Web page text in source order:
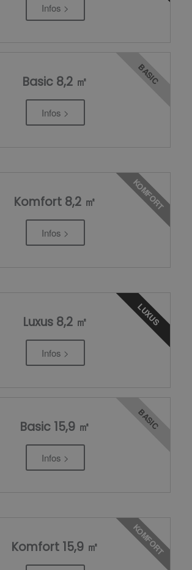
Infos >
Basic 8,2 ㎡
Infos >
BASIC
Komfort 8,2 ㎡
Infos >
KOMFORT
Luxus 8,2 ㎡
Infos >
LUXUS
Basic 15,9 ㎡
Infos >
BASIC
Komfort 15,9 ㎡ KOMFORT